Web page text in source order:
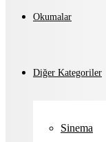
Okumalar
Diğer Kategoriler
Sinema